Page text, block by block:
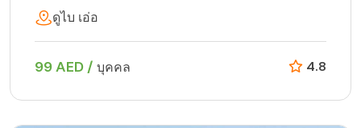
ดูไบ เอ่อ
99 AED / บุคคล 4.8